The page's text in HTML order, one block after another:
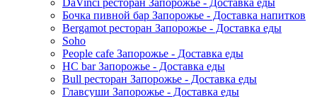
DaVinci ресторан Запорожье - Доставка еды
Бочка пивной бар Запорожье - Доставка напитков
Bergamot ресторан Запорожье - Доставка еды
Soho
People cafe Запорожье - Доставка еды
HC bar Запорожье - Доставка еды
Bull ресторан Запорожье - Доставка еды
Главсуши Запорожье - Доставка еды